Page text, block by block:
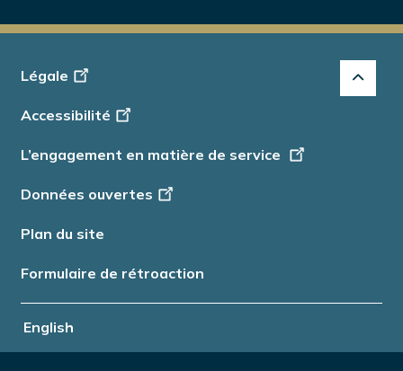
English
Footer
Info
Légale
Accessibilité
L’engagement en matière de service
Données ouvertes
Plan du site
Formulaire de rétroaction